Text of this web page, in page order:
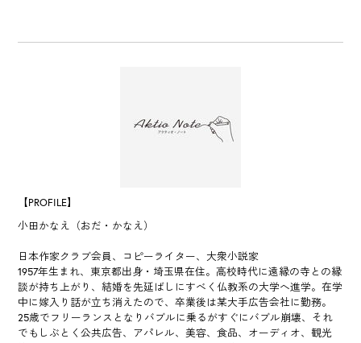
【PROFILE】
小田かなえ（おだ・かなえ）
日本作家クラブ会員、コピーライター、大衆小説家
1957年生まれ、東京都出身・埼玉県在住。高校時代に遠縁の寺との縁
談が持ち上がり、結婚を先延ばしにすべく仏教系の大学へ進学。在学
中に嫁入り話が立ち消えたので、卒業後は某大手広告会社に勤務。
25歳でフリーランスとなりバブルに乗るがすぐにバブル崩壊、それ
でもしぶとく公共広告、アパレル、美容、食品、オーディオ、観光